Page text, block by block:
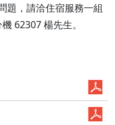
題，請洽住宿服務一組
62307 楊先生。